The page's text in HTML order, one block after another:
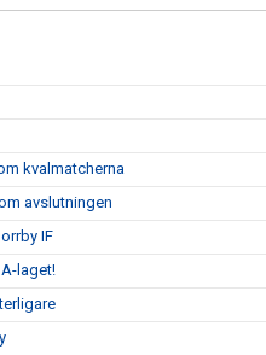
kvalmatcherna
avslutningen
IF
laget!